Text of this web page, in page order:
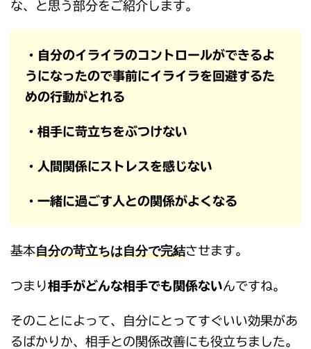
な、と思う部分をご紹介します。
・自分のイライラのコントロールができるよ
うになったので事前にイライラを回避するた
めの行動がとれる
・相手に苛立ちをぶつけない
・人間関係にストレスを感じない
・一緒に過ごす人との関係がよくなる
基本自分の苛立ちは自分で完結させます。
つまり相手がどんな相手でも関係ないんですね。
そのことによって、自分にとってすぐいい効果があ
るばかりか、相手との関係改善にも役立ちました。